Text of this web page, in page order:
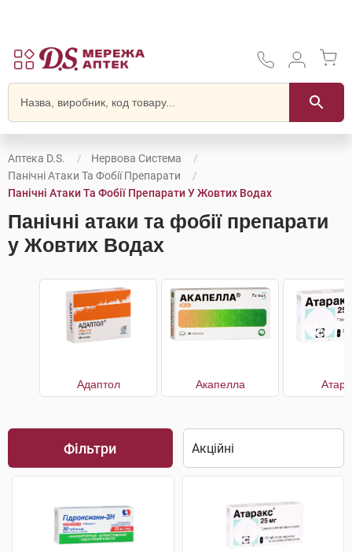
Аптека D.S.
Нервова Система
Панічні Атаки Та Фобії Препарати
Панічні Атаки Та Фобії Препарати У Жовтих Водах
Панічні атаки та фобії препарати
у Жовтих Водах
Адаптол Акапелла
Фільтри